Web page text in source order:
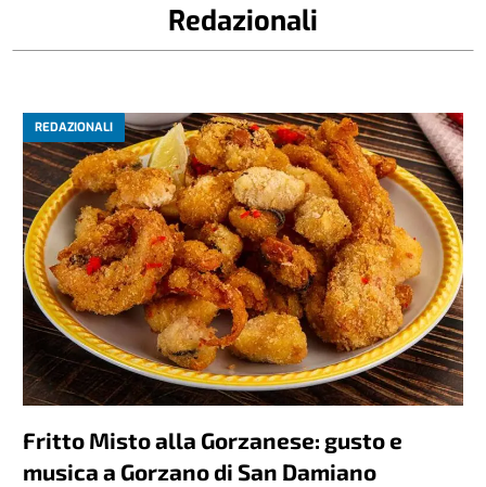
Redazionali
REDAZIONALI
Fritto Misto alla Gorzanese: gusto e
musica a Gorzano di San Damiano